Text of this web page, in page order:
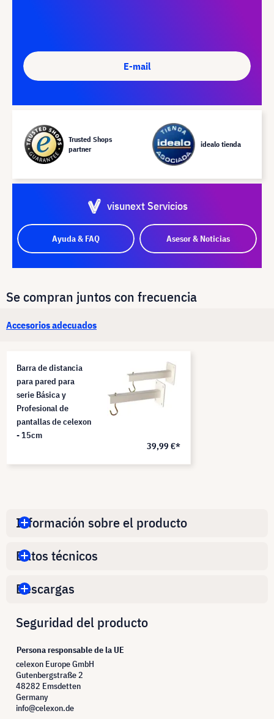
E-mail
Trusted Shops
partner
idealo tienda
visunext Servicios
Ayuda & FAQ Asesor & Noticias
Se compran juntos con frecuencia
Accesorios adecuados
Barra de distancia
para pared para
serie Básica y
Profesional de
pantallas de celexon
- 15cm
39,99 €*
Información sobre el producto
Datos técnicos
Descargas
Seguridad del producto
Persona responsable de la UE
celexon Europe GmbH
Gutenbergstraße 2
48282 Emsdetten
Germany
info@celexon.de